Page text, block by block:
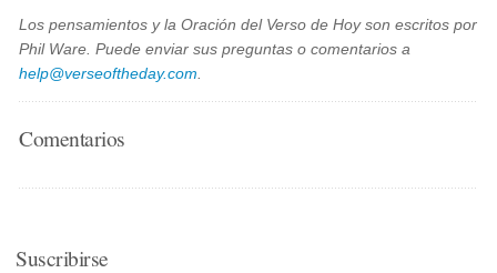
Los pensamientos y la Oración del Verso de Hoy son escritos por
Phil Ware. Puede enviar sus preguntas o comentarios a
help@verseoftheday.com
Comentarios
Suscribirse